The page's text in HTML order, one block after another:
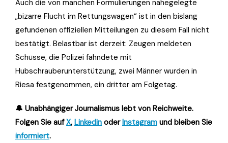
Auch die von manchen Formulierungen nahegelegte
„bizarre Flucht im Rettungswagen“ ist in den bislang
gefundenen offiziellen Mitteilungen zu diesem Fall nicht
bestätigt. Belastbar ist derzeit: Zeugen meldeten
Schüsse, die Polizei fahndete mit
Hubschrauberunterstützung, zwei Männer wurden in
Riesa festgenommen, ein dritter am Folgetag.
🔔 Unabhängiger Journalismus lebt von Reichweite.
Folgen Sie aufX, Linkedin oderInstagram und bleiben Sie
informiert.